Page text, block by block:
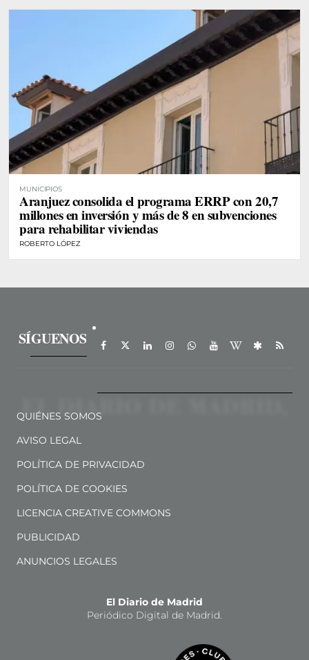
MUNICIPIOS
Aranjuez consolida el programa ERRP con 20,7
millones en inversión y más de 8 en subvenciones
para rehabilitar viviendas
ROBERTO LÓPEZ
SÍGUENOS
QUIÉNES SOMOS
AVISO LEGAL
POLÍTICA DE PRIVACIDAD
POLÍTICA DE COOKIES
LICENCIA CREATIVE COMMONS
PUBLICIDAD
ANUNCIOS LEGALES
El Diario de Madrid
Periódico Digital de Madrid.